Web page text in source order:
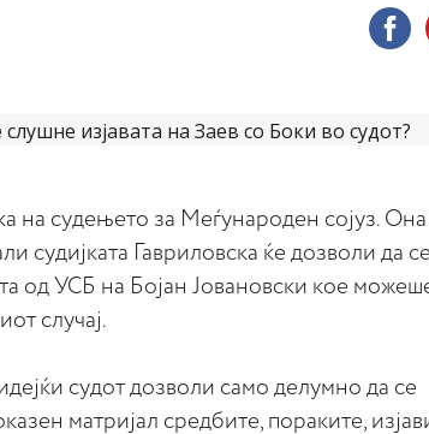
на судењето за Меѓународен сојуз.
судијката Гавриловска ќе дозволи да
од УСБ на Бојан Јовановски кое
случај.
судот дозволи само делумно да се
матријал средбите, пораките,